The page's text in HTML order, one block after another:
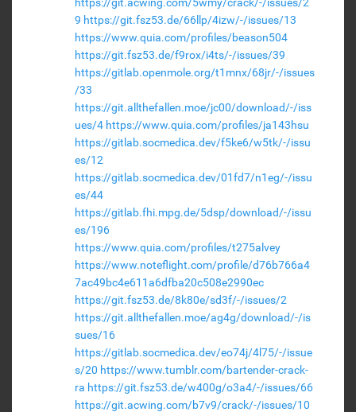
9 https://git.fsz53.de/66llp/4izw/-/issues/13
https://www.quia.com/profiles/beason504
https://git.fsz53.de/f9rox/i4ts/-/issues/39
https://gitlab.openmole.org/t1mnx/68jr/-/issues
/33
https://git.allthefallen.moe/jc00/download/-/iss
ues/4 https://www.quia.com/profiles/ja143hsu
https://gitlab.socmedica.dev/f5ke6/w5tk/-/issu
es/12
https://gitlab.socmedica.dev/01fd7/n1eg/-/issu
es/44
https://gitlab.fhi.mpg.de/5dsp/download/-/issu
es/196
https://www.quia.com/profiles/t275alvey
https://www.noteflight.com/profile/d76b766a4
7ac49bc4e611a6dfba20c508e2990ec
https://git.fsz53.de/8k80e/sd3f/-/issues/2
https://git.allthefallen.moe/ag4g/download/-/is
sues/16
https://gitlab.socmedica.dev/eo74j/4l75/-/issue
s/20 https://www.tumblr.com/bartender-crack-
ra https://git.fsz53.de/w400g/o3a4/-/issues/66
https://git.acwing.com/b7v9/crack/-/issues/10